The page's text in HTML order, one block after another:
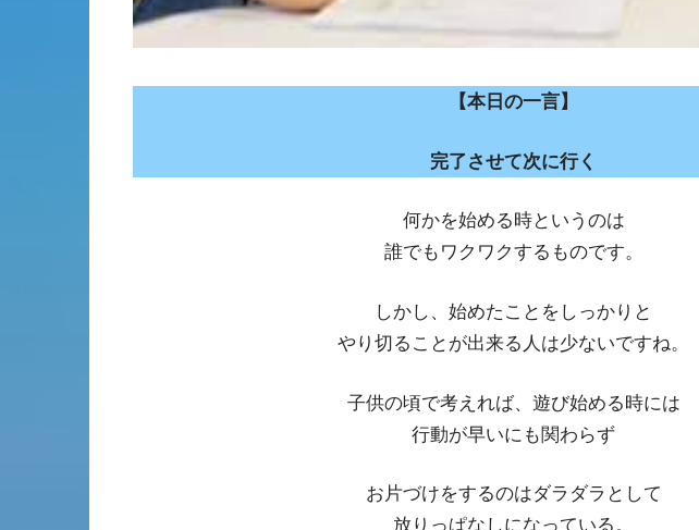
【本日の一言】
完了させて次に行く
何かを始める時というのは
誰でもワクワクするものです。
しかし、始めたことをしっかりと
やり切ることが出来る人は少ないですね。
子供の頃で考えれば、遊び始める時には
行動が早いにも関わらず
お片づけをするのはダラダラとして
放りっぱなしになっている。